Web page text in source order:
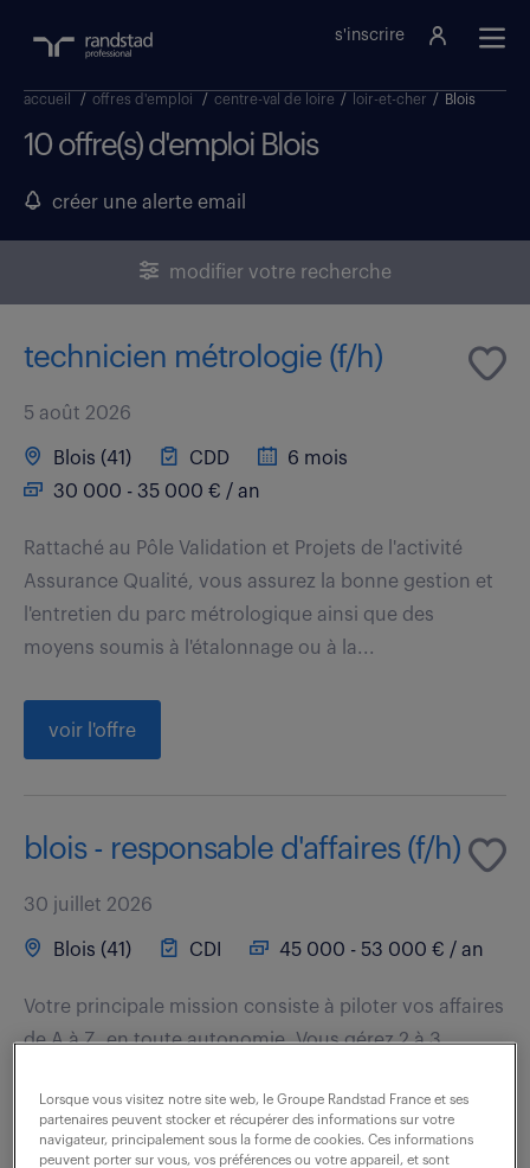
s'inscrire
accueil / offres d'emploi / centre-val de loire / loir-et-cher / Blois
10 offre(s) d'emploi Blois
créer une alerte email
modifier votre recherche
technicien métrologie (f/h)
5 août 2026
Blois (41) CDD
6 mois
30 000 - 35 000 € / an
Rattaché au Pôle Validation et Projets de l'activité
Assurance Qualité, vous assurez la bonne gestion et
l'entretien du parc métrologique ainsi que des
moyens soumis à l'étalonnage ou à la...
voir l'offre
blois - responsable d'affaires (f/h)
30 juillet 2026
Blois (41) CDI 45 000 - 53 000 € / an
Votre principale mission consiste à piloter vos affaires
de A à Z, en toute autonomie. Vous gérez 2 à 3
intervenez dès l'identification des...
Lorsque vous visitez notre site web, le Groupe Randstad France et ses
partenaires peuvent stocker et récupérer des informations sur votre
navigateur, principalement sous la forme de cookies. Ces informations
peuvent porter sur vous, vos préférences ou votre appareil, et sont